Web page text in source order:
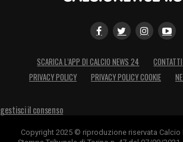
SCARICA L’APP DI CALCIO NEWS 24 CONTATTI
PRIVACY POLICY
PRIVACY POLICY COOKIE
gestisci il consenso
Copyright 2025 © riproduzione riservata Calcio